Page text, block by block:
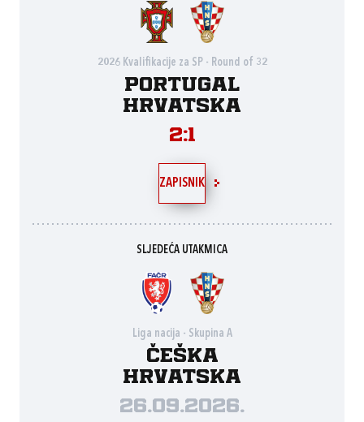
2026 Kvalifikacije za SP - Round of 32
Portugal
Hrvatska
2:1
ZAPISNIK
SLJEDEĆA UTAKMICA
Liga nacija - Skupina A
Češka
Hrvatska
26.09.2026.